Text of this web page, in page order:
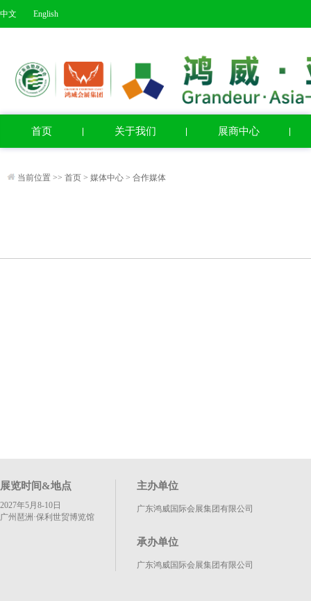
中文 English
首页 关于我们 展商中心
当前位置 >> 首页 > 媒体中心 > 合作媒体
展览时间&地点
2027年5月8-10日
广州琶洲·保利世贸博览馆
主办单位
广东鸿威国际会展集团有限公司
承办单位
广东鸿威国际会展集团有限公司